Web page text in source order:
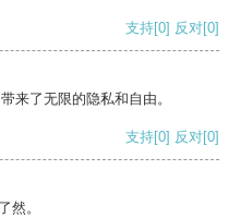
支持[0] 反对[0]
来了无限的隐私和自由。
支持[0] 反对[0]
然。